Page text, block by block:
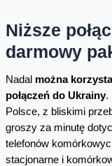
Niższe
darmowy
Nadal można
połączeń do Ukrainy.
Polsce, z bliskimi
groszy za minutę
telefonów
stacjonarne i